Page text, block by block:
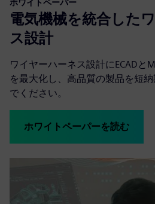
電気機械を統合した
ス設計
ワイヤーハーネス設計にECADと
を最大化し、高品質の製品を短
でください。
ホワイトペーパーを読む